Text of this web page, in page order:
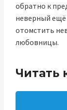
обратно к
неверный
отомстить
любовницы.
Читать